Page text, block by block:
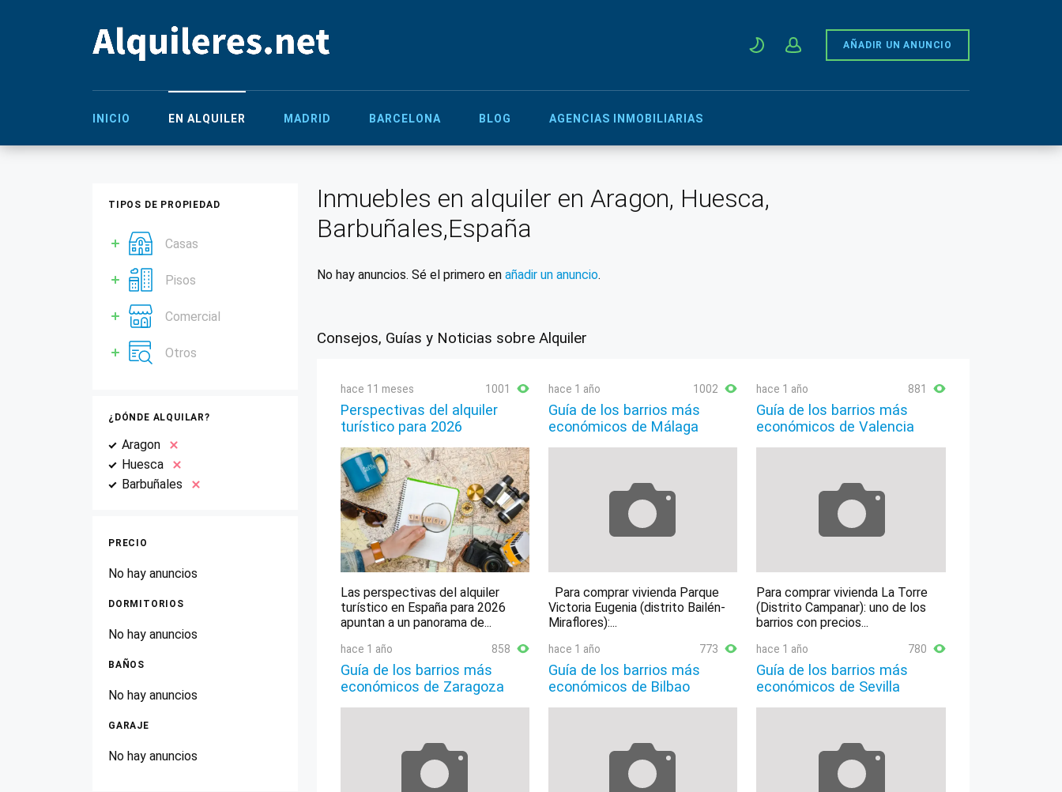
AÑADIR UN ANUNCIO
INICIO EN ALQUILER MADRID BARCELONA BLOG AGENCIAS INMOBILIARIAS
TIPOS DE PROPIEDAD
Casas
Pisos
Comercial
Otros
¿DÓNDE ALQUILAR?
Aragon
Huesca
Barbuñales
PRECIO
No hay anuncios
DORMITORIOS
No hay anuncios
BAÑOS
No hay anuncios
GARAJE
No hay anuncios
Inmuebles en alquiler en Aragon, Huesca,
Barbuñales,España
No hay anuncios. Sé el primero en añadir un anuncio.
Consejos, Guías y Noticias sobre Alquiler
hace 11 meses 1001
Perspectivas del alquiler
turístico para 2026
Las perspectivas del alquiler
turístico en España para 2026
apuntan a un panorama de...
hace 1 año 1002
Guía de los barrios más
económicos de Málaga
Para comprar vivienda Parque
Victoria Eugenia (distrito Bailén-
Miraflores):...
hace 1 año 881
Guía de los barrios más
económicos de Valencia
Para comprar vivienda La Torre
(Distrito Campanar): uno de los
barrios con precios...
hace 1 año 858
Guía de los barrios más
económicos de Zaragoza
hace 1 año 773
Guía de los barrios más
económicos de Bilbao
hace 1 año 780
Guía de los barrios más
económicos de Sevilla